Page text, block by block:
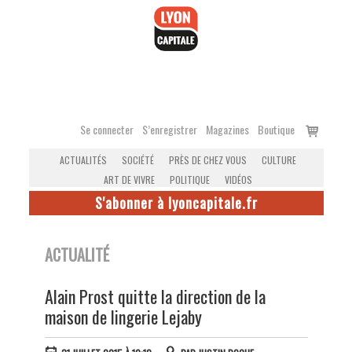
Se connecter S’enregistrer Magazines Boutique
Voir
ACTUALITÉS SOCIÉTÉ PRÈS DE CHEZ VOUS
CULTURE
ART DE VIVRE
POLITIQUE VIDÉOS
S'abonner à lyoncapitale.fr
ACTUALITÉ
Alain Prost quitte la direction de la
maison de lingerie Lejaby